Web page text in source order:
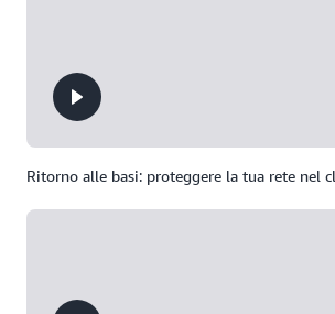
Ritorno alle basi: proteggere la tua rete nel